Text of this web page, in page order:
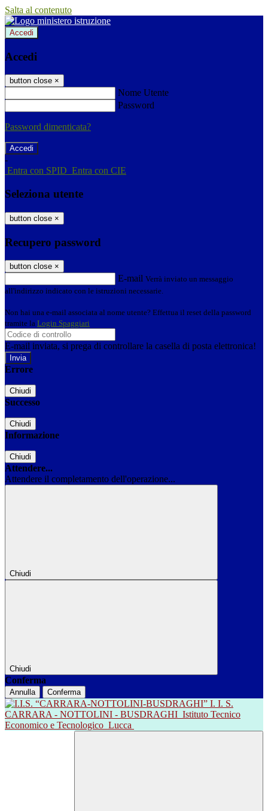
Salta al contenuto
Accedi
Accedi
button close ×
Nome Utente
Password
Password dimenticata?
-
Entra con SPID Entra con CIE
Seleziona utente
button close ×
Recupero password
button close ×
E-mail Verrà inviato un messaggio
all'indirizzo indicato con le istruzioni necessarie.
Non hai una e-mail associata al nome utente? Effettua il reset della password
tramite la Login Spaggiari
E-mail inviata, si prega di controllare la casella di posta elettronica!
Errore
Chiudi
Successo
Chiudi
Informazione
Chiudi
Attendere...
Attendere il completamento dell'operazione...
Chiudi
Chiudi
Conferma
Annulla Conferma
I. I. S.
CARRARA - NOTTOLINI - BUSDRAGHI Istituto Tecnico
Economico e Tecnologico Lucca